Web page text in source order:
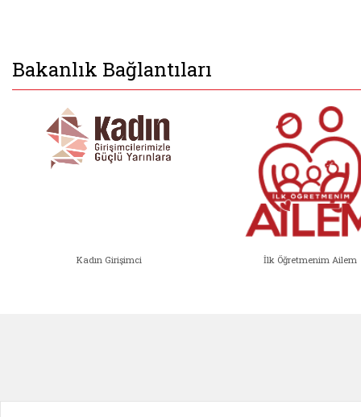
Bakanlık Bağlantıları
Kadın Girişimci İlk Öğretmenim Ailem